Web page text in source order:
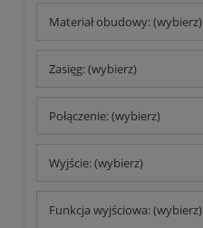
Materiał obudowy: (wybierz)
Zasięg: (wybierz)
Połączenie: (wybierz)
Wyjście: (wybierz)
Funkcja wyjściowa: (wybierz)